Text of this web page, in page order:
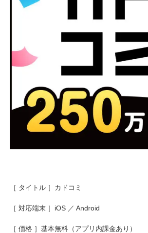
［ タイトル ］カドコミ
［ 対応端末 ］iOS ／ Android
［ 価格 ］基本無料（アプリ内課金あり）